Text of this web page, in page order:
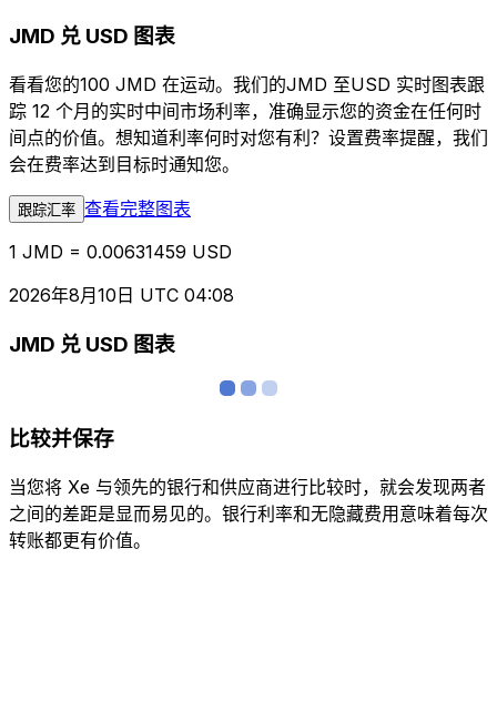
JMD 兑 USD 图表
看看您的100 JMD 在运动。我们的JMD 至USD 实时图表跟
踪 12 个月的实时中间市场利率，准确显示您的资金在任何时
间点的价值。想知道利率何时对您有利？设置费率提醒，我们
会在费率达到目标时通知您。
跟踪汇率 查看完整图表
1 JMD = 0.00631459 USD
2026年8月10日 UTC 04:08
JMD 兑 USD 图表
比较并保存
当您将 Xe 与领先的银行和供应商进行比较时，就会发现两者
之间的差距是显而易见的。银行利率和无隐藏费用意味着每次
转账都更有价值。